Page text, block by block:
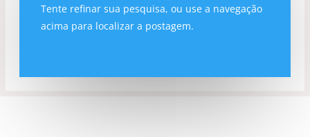
Tente refinar sua pesquisa, ou use a navegação
acima para localizar a postagem.